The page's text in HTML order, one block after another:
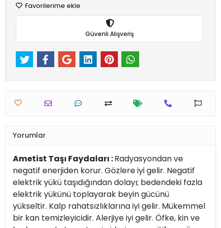
Favorilerime ekle
Güvenli Alışveriş
Yorumlar
Ametist Taşı Faydaları :Radyasyondan ve
negatif enerjiden korur. Gözlere iyi gelir. Negatif
elektrik yükü taşıdığından dolayı; bedendeki fazla
elektrik yükünü toplayarak beyin gücünü
yükseltir. Kalp rahatsızlıklarına iyi gelir. Mükemmel
bir kan temizleyicidir. Alerjiye iyi gelir. Öfke, kin ve